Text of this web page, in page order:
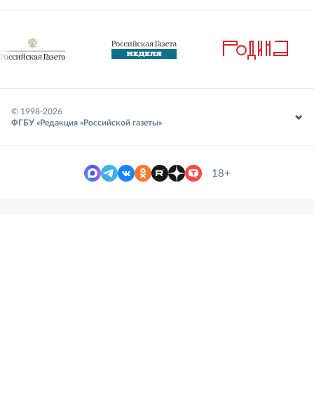
© 1998-2026
ФГБУ «Редакция «Российской газеты»
18+